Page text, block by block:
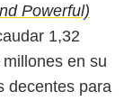
Powerful)
1,32
en su
decentes para